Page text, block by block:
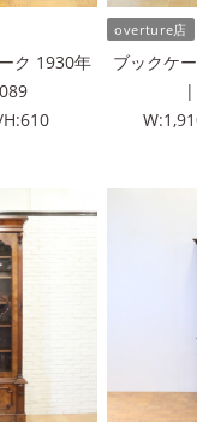
ク 1930年
overture店
ブックケ
|